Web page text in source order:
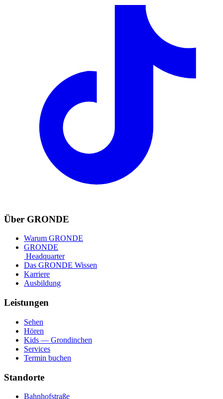
Über GRONDE
Warum GRONDE
GRONDE
Headquarter
Das GRONDE Wissen
Karriere
Ausbildung
Leistungen
Sehen
Hören
Kids — Grondinchen
Services
Termin buchen
Standorte
Bahnhofstraße